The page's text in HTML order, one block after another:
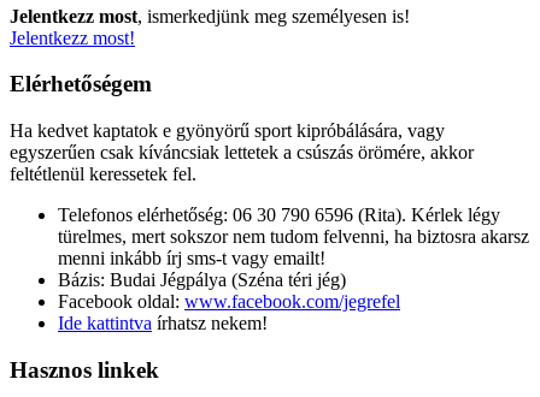
Jelentkezz most, ismerkedjünk meg személyesen is!
Jelentkezz most!
Elérhetőségem
Ha kedvet kaptatok e gyönyörű sport kipróbálására, vagy
egyszerűen csak kíváncsiak lettetek a csúszás örömére, akkor
feltétlenül keressetek fel.
Telefonos elérhetőség: 06 30 790 6596 (Rita). Kérlek légy
türelmes, mert sokszor nem tudom felvenni, ha biztosra akarsz
menni inkább írj sms-t vagy emailt!
Bázis: Budai Jégpálya (Széna téri jég)
Facebook oldal: www.facebook.com/jegrefel
Ide kattintva írhatsz nekem!
Hasznos linkek